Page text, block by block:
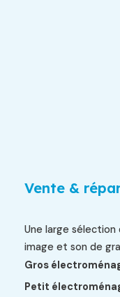
Vente &
Une large
image et son de
Gros
Petit